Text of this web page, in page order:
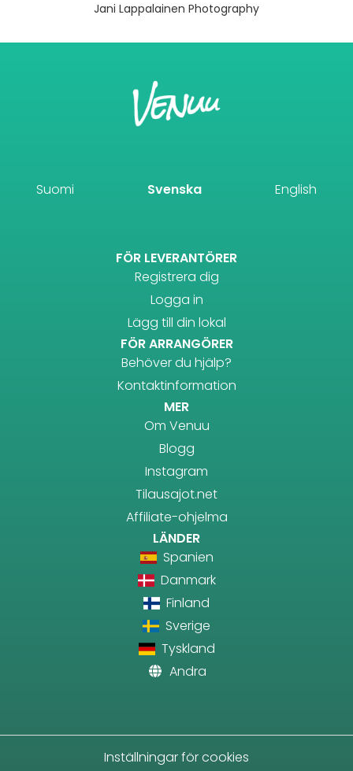
Jani Lappalainen Photography
Suomi Svenska English
FÖR LEVERANTÖRER
Registrera dig
Logga in
Lägg till din lokal
FÖR ARRANGÖRER
Behöver du hjälp?
Kontaktinformation
MER
Om Venuu
Blogg
Instagram
Tilausajot.net
Affiliate-ohjelma
LÄNDER
Spanien
Danmark
Finland
Sverige
Tyskland
Andra
Inställningar för cookies